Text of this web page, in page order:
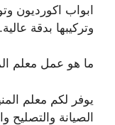
ابواب اكورديون
وتركيبها بدقة عالية.
ما هو عمل معلم
يوفر لكم معلم
الصيانة والتصليح